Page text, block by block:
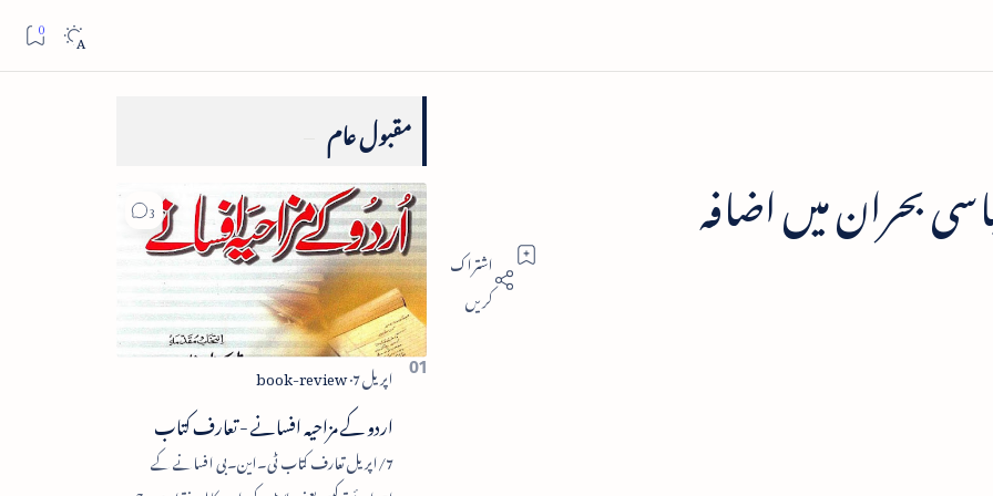
بحران میں اضافہ
مقبول عام
اردو کے مزاحیہ افسانے - تعارف کتاب
7/اپریل تعارف کتاب ٹی۔این۔بی افسانے کے